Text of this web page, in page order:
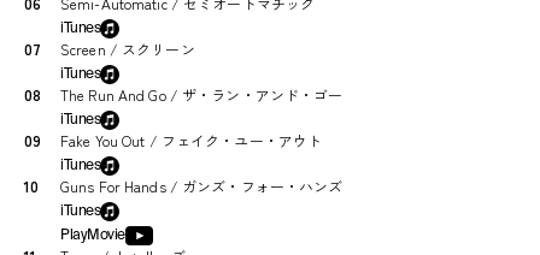
iTunes
07 Screen / スクリーン
iTunes
08 The Run And Go / ザ・ラン・アンド・ゴー
iTunes
09 Fake You Out / フェイク・ユー・アウト
iTunes
10 Guns For Hands / ガンズ・フォー・ハンズ
iTunes
PlayMovie